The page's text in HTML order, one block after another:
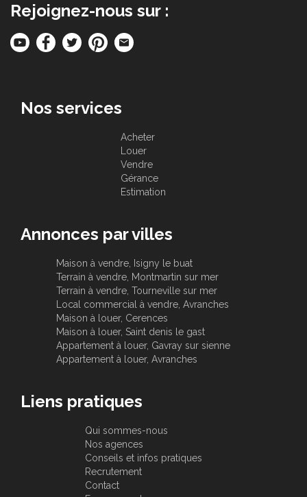
Rejoignez-nous sur :
Nos services
Acheter
Louer
Vendre
Gérance
Estimation
Annonces par villes
Maison à vendre, Isigny le buat
Terrain à vendre, Montmartin sur mer
Terrain à vendre, Tourneville sur mer
Local commercial à vendre, Avranches
Maison à louer, Cerences
Maison à louer, Saint denis le gast
Appartement à louer, Gavray sur sienne
Appartement à louer, Avranches
Liens pratiques
Qui sommes-nous
Nos agences
Conseils et infos pratiques
Recrutement
Contact